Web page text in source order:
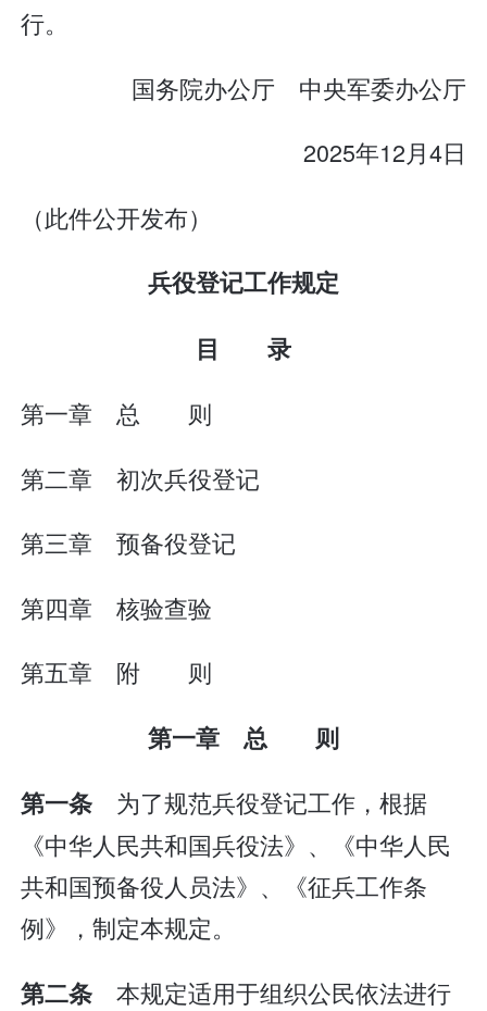
行。
国务院办公厅 中央军委办公厅
2025年12月4日
（此件公开发布）
兵役登记工作规定
目 录
第一章 总 则
第二章 初次兵役登记
第三章 预备役登记
第四章 核验查验
第五章 附 则
第一章 总 则
第一条 为了规范兵役登记工作，根据
《中华人民共和国兵役法》、《中华人民
共和国预备役人员法》、《征兵工作条
例》，制定本规定。
第二条本规定适用于组织公民依法进行